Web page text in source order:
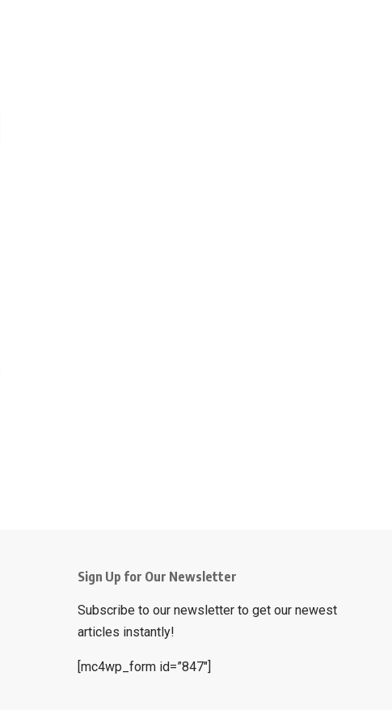
Sign Up for Our Newsletter
Subscribe to our newsletter to get our newest
articles instantly!
[mc4wp_form id=”847″]